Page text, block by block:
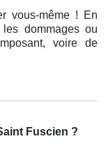
vous-même ! En
les dommages ou
voire de
Fuscien ?